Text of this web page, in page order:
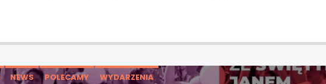
NEWS POLECAMY WYDARZENIA